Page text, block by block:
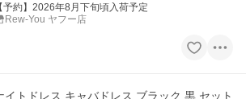
【予約】2026年8月下旬頃入荷予定
Rew-You ヤフー店
イトドレス キャバドレス ブラック 黒 セット